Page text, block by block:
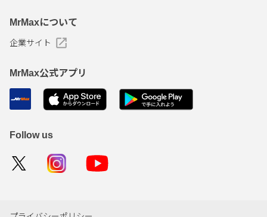
MrMaxについて
企業サイト
MrMax公式アプリ
Follow us